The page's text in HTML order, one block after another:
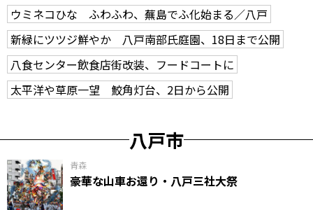
ウミネコひな ふわふわ、蕪島でふ化始まる／八戸
新緑にツツジ鮮やか 八戸南部氏庭園、18日まで公開
八食センター飲食店街改装、フードコートに
太平洋や草原一望 鮫角灯台、2日から公開
八戸市
青森
豪華な山車お還り・八戸三社大祭